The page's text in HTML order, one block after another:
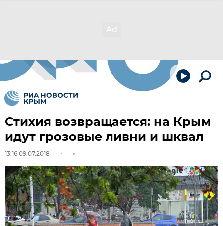
Стихия возвращается: на Крым
идут грозовые ливни и шквал
13:16 09.07.2018